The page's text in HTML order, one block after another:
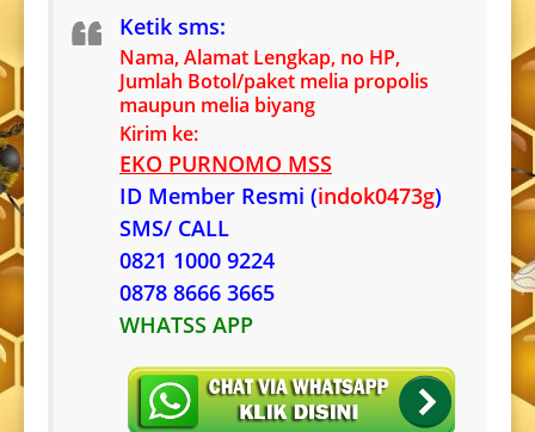
Ketik sms:
Nama, Alamat Lengkap, no HP,
Jumlah Botol/paket melia propolis
maupun melia biyang
Kirim ke:
EKO PURNOMO MSS
ID Member Resmi (indok0473g)
SMS/ CALL
0821 1000 9224
0878 8666 3665
WHATSS APP